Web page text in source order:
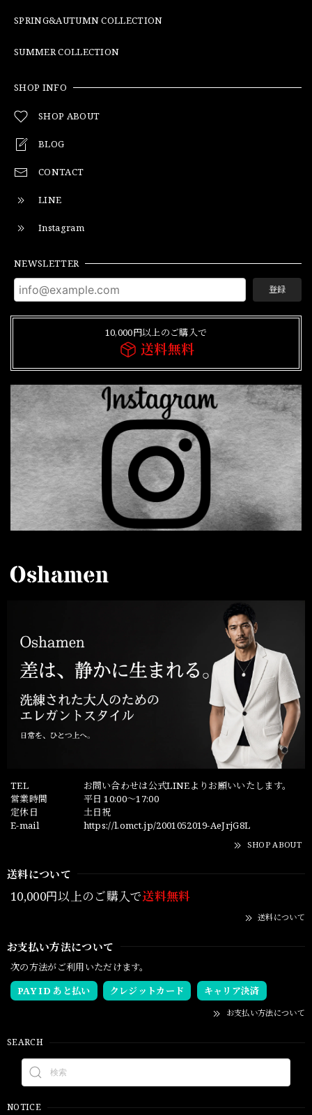
SPRING&AUTUMN COLLECTION
SUMMER COLLECTION
SHOP INFO
SHOP ABOUT
BLOG
CONTACT
LINE
Instagram
NEWSLETTER
登録
10,000円以上のご購入で
送料無料
TEL
お問い合わせは公式LINEよりお願いいたします。
営業時間
平日 10:00～17:00
定休日
土日祝
E-mail
https://l.omct.jp/2001052019-AeJrjG8L
SHOP ABOUT
送料について
10,000円以上のご購入で送料無料
送料について
お支払い方法について
次の方法がご利用いただけます。
PAY ID あと払い
クレジットカード キャリア決済
お支払い方法について
SEARCH
NOTICE